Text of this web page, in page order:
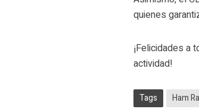
quienes
¡Felicidades a
actividad!
Tags Ham